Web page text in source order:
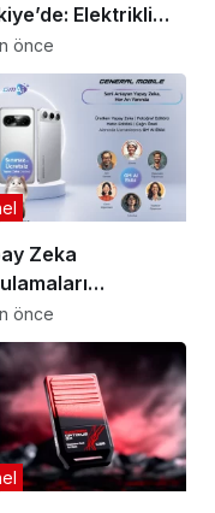
Elektrikli
yeni boyut
önce
Zeka
Tek
Çağı Başladı
önce